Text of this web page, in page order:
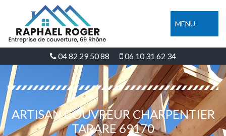
MENU
04 82 29 50 88 06 10 31 62 34
ARTISAN COUVREUR CHARPENTIER
TARARE 69170